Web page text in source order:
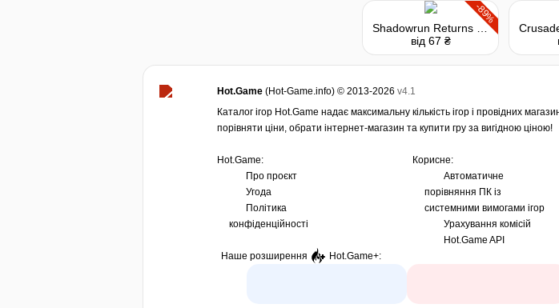
-89%
Shadowrun Returns - Deluxe Edition
від 67 ₴
Hot.Game (Hot-Game.info) © 2013-2026 v4.1
Каталог ігор Hot.Game надає максимальну кількість ігор і провідних
порівняти ціни, обрати інтернет-магазин та купити гру за вигідною ціною!
Hot.Game:
Про проєкт
Угода
Політика
конфіденційності
Корисне:
Автоматичне
порівняння ПК із
системними вимогами ігор
Урахування комісій
Hot.Game API
Наше розширення Hot.Game+: